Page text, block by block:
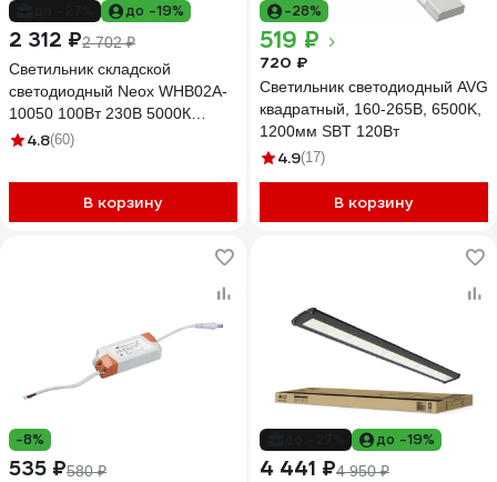
до -19%
2 312 ₽2 702 ₽
Светильник складской
светодиодный Neox WHB02A-
10050 100Вт 230В 5000К
11000Лм 110Лм/Вт IP65 без
4.8(60)
В корзину
-28%
519 ₽
720 ₽
Светильник светодиодный AVG
квадратный, 160-265В, 6500K,
1200мм SBT 120Вт
4.9(17)
В корзину
-8%
535 ₽580 ₽
до -19%
4 441 ₽4 950 ₽